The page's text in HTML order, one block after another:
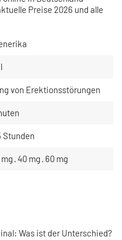
Preise 2026 und alle
von Erektionsstörungen
Stunden
· 40 mg · 60 mg
Was ist der Unterschied?